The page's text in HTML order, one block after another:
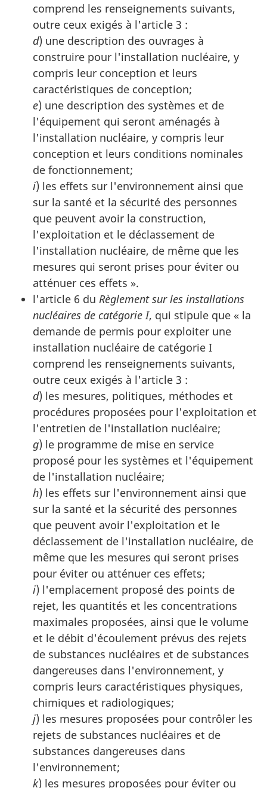
comprend les renseignements suivants,
outre ceux exigés à l'article 3 :
d) une description des ouvrages à
construire pour l'installation nucléaire, y
compris leur conception et leurs
caractéristiques de conception;
e) une description des systèmes et de
l'équipement qui seront aménagés à
l'installation nucléaire, y compris leur
conception et leurs conditions nominales
de fonctionnement;
i) les effets sur l'environnement ainsi que
sur la santé et la sécurité des personnes
que peuvent avoir la construction,
l'exploitation et le déclassement de
l'installation nucléaire, de même que les
mesures qui seront prises pour éviter ou
atténuer ces effets ».
l'article 6 du Règlement sur les installations
nucléaires de catégorie I, qui stipule que « la
demande de permis pour exploiter une
installation nucléaire de catégorie I
comprend les renseignements suivants,
outre ceux exigés à l'article 3 :
d) les mesures, politiques, méthodes et
procédures proposées pour l'exploitation et
l'entretien de l'installation nucléaire;
g) le programme de mise en service
proposé pour les systèmes et l'équipement
de l'installation nucléaire;
h) les effets sur l'environnement ainsi que
sur la santé et la sécurité des personnes
que peuvent avoir l'exploitation et le
déclassement de l'installation nucléaire, de
même que les mesures qui seront prises
pour éviter ou atténuer ces effets;
i) l'emplacement proposé des points de
rejet, les quantités et les concentrations
maximales proposées, ainsi que le volume
et le débit d'écoulement prévus des rejets
de substances nucléaires et de substances
dangereuses dans l'environnement, y
compris leurs caractéristiques physiques,
chimiques et radiologiques;
j) les mesures proposées pour contrôler les
rejets de substances nucléaires et de
substances dangereuses dans
l'environnement;
k) les mesures proposées pour éviter ou